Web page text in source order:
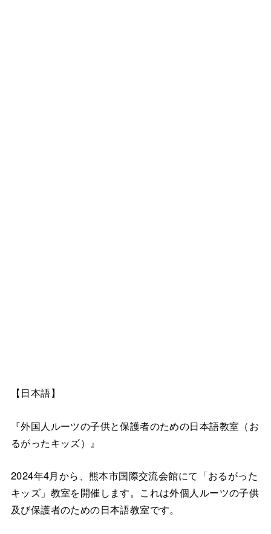
【日本語】
『外国人ルーツの子供と保護者のための日本語教室（お
るがったキッズ）』
2024年4月から、熊本市国際交流会館にて「おるがった
キッズ」教室を開催します。これは外個人ルーツの子供
及び保護者のための日本語教室です。